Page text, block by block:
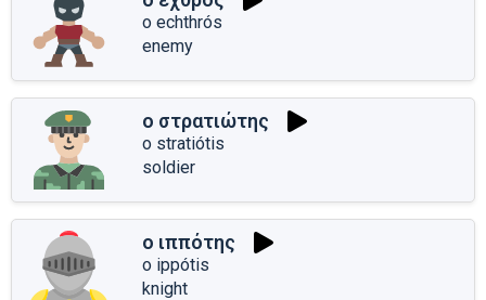
o echthrós
enemy
ο στρατιώτης
o stratiótis
soldier
ο ιππότης
o ippótis
knight